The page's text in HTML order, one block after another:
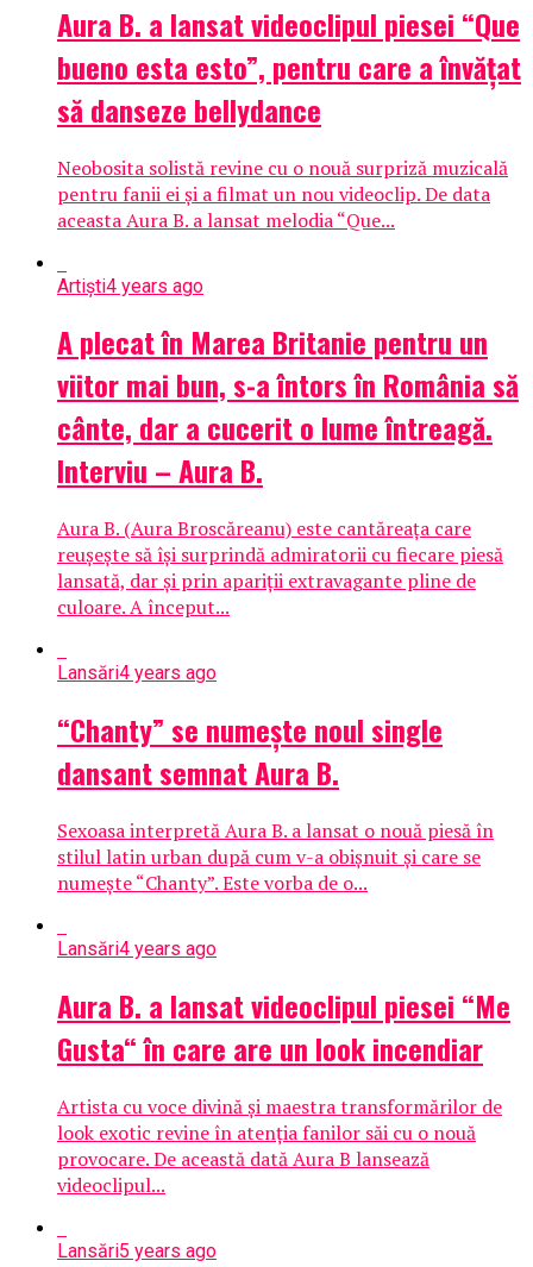
Aura B. a lansat videoclipul piesei “Que
bueno esta esto”, pentru care a învățat
să danseze bellydance
Neobosita solistă revine cu o nouă surpriză muzicală
pentru fanii ei și a filmat un nou videoclip. De data
aceasta Aura B. a lansat melodia “Que...
Artiști4 years ago
A plecat în Marea Britanie pentru un
viitor mai bun, s-a întors în România să
cânte, dar a cucerit o lume întreagă.
Interviu – Aura B.
Aura B. (Aura Broscăreanu) este cantăreața care
reușește să își surprindă admiratorii cu fiecare piesă
lansată, dar și prin apariții extravagante pline de
culoare. A început...
Lansări4 years ago
“Chanty” se numește noul single
dansant semnat Aura B.
Sexoasa interpretă Aura B. a lansat o nouă piesă în
stilul latin urban după cum v-a obișnuit și care se
numește “Chanty”. Este vorba de o...
Lansări4 years ago
Aura B. a lansat videoclipul piesei “Me
Gusta“ în care are un look incendiar
Artista cu voce divină și maestra transformărilor de
look exotic revine în atenția fanilor săi cu o nouă
provocare. De această dată Aura B lansează
videoclipul...
Lansări5 years ago